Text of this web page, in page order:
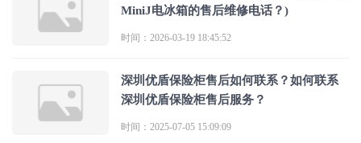
MiniJ电冰箱的售后维修电话？)
时间：2026-03-19 18:45:52
深圳优盾保险柜售后如何联系？如何联系
深圳优盾保险柜售后服务？
时间：2025-07-05 15:09:09